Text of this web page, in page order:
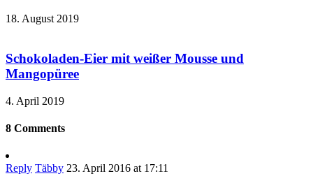
18. August 2019
Schokoladen-Eier mit weißer Mousse und
Mangopüree
4. April 2019
8 Comments
Reply Täbby 23. April 2016 at 17:11